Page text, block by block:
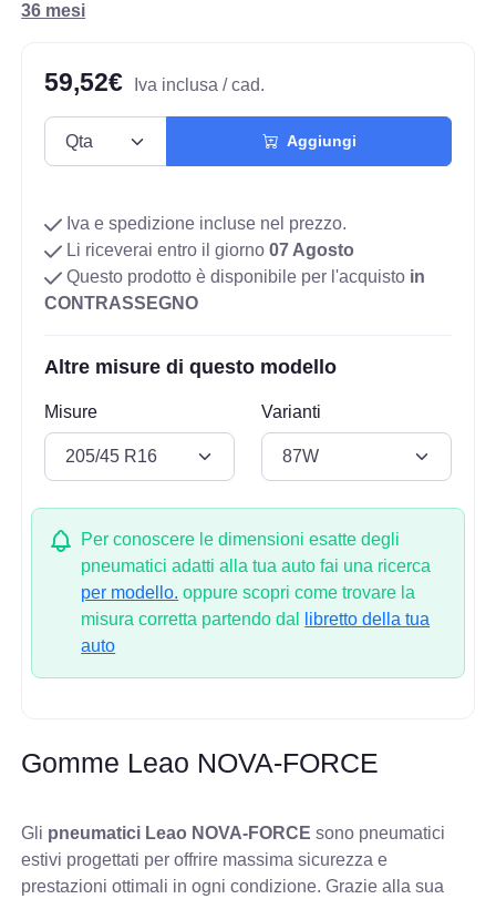
36 mesi
59,52€ Iva inclusa / cad.
Aggiungi
Iva e spedizione incluse nel prezzo.
Li riceverai entro il giorno07 Agosto
Questo prodotto è disponibile per l'acquisto in
CONTRASSEGNO
Altre misure di questo modello
Misure Varianti
Per conoscere le dimensioni esatte degli
pneumatici adatti alla tua auto fai una ricerca
per modello. oppure scopri come trovare la
misura corretta partendo dal
libretto della tua
auto
Gomme Leao NOVA-FORCE
Gli pneumatici Leao NOVA-FORCE sono pneumatici
estivi progettati per offrire massima sicurezza e
prestazioni ottimali in ogni condizione. Grazie alla sua